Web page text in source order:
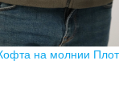
на молнии